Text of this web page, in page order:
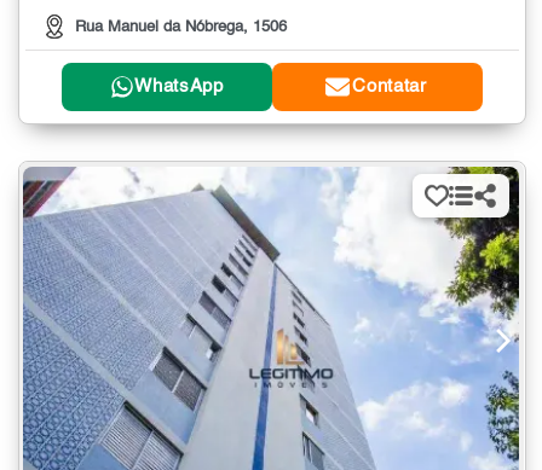
Rua Manuel da Nóbrega, 1506
WhatsApp Contatar